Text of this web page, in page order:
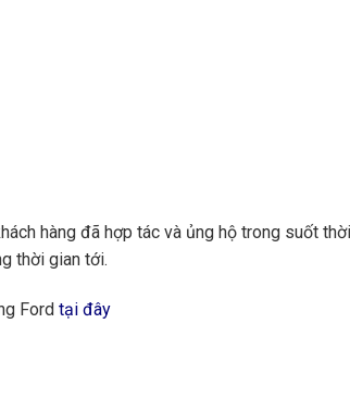
hàng đã hợp tác và ủng hộ trong suốt
thời gian tới.
Ford tại đây